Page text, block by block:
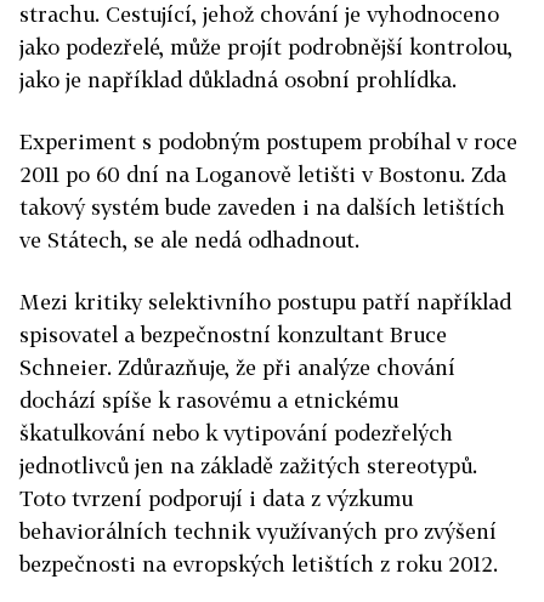
strachu. Cestující, jehož chování je vyhodnoceno
jako podezřelé, může projít podrobnější kontrolou,
jako je například důkladná osobní prohlídka.
Experiment s podobným postupem probíhal v roce
2011 po 60 dní na Loganově letišti v Bostonu. Zda
takový systém bude zaveden i na dalších letištích
ve Státech, se ale nedá odhadnout.
Mezi kritiky selektivního postupu patří například
spisovatel a bezpečnostní konzultant Bruce
Schneier. Zdůrazňuje, že při analýze chování
dochází spíše k rasovému a etnickému
škatulkování nebo k vytipování podezřelých
jednotlivců jen na základě zažitých stereotypů.
Toto tvrzení podporují i data z výzkumu
behaviorálních technik využívaných pro zvýšení
bezpečnosti na evropských letištích z roku 2012.